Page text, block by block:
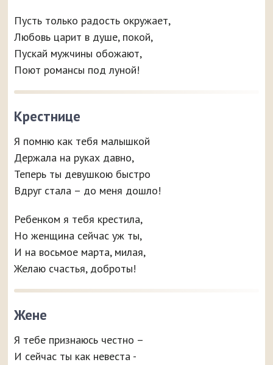
Пусть только радость окружает,
Любовь царит в душе, покой,
Пускай мужчины обожают,
Поют романсы под луной!
Крестнице
Я помню как тебя малышкой
Держала на руках давно,
Теперь ты девушкою быстро
Вдруг стала – до меня дошло!
Ребенком я тебя крестила,
Но женщина сейчас уж ты,
И на восьмое марта, милая,
Желаю счастья, доброты!
Жене
Я тебе признаюсь честно –
И сейчас ты как невеста -